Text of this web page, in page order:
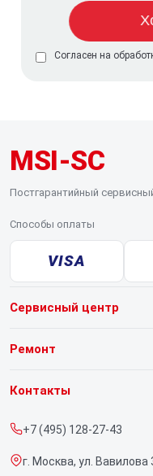
Согласен на
MSI-SC
Постгарантийный
Способы оплаты
VISA
Сервисный центр
О нашем сервисе
Срочный ремонт
Доставка и способы
Ремонт
Ноутбуков
Контакты
+7 (495) 128-27-43
г. Москва, ул. Вавилова